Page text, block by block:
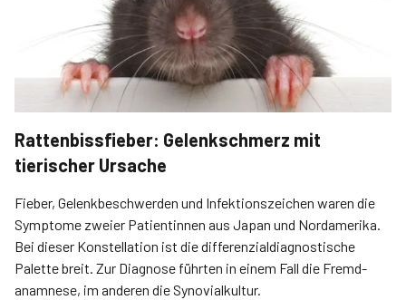
Rattenbissfieber: Gelenkschmerz mit
tierischer Ursache
Fieber, Gelenkbeschwerden und Infektionszeichen waren die
Sym­ptome zweier Patientinnen aus Japan und Nordamerika.
Bei dieser Konstellation ist die differenzialdiagnostische
Palette breit. Zur Diagnose führten in einem Fall die Fremd­
anamnese, im anderen die Synovial­kultur.